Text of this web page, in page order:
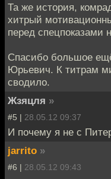
Та же история,
хитрый
перед спецпоказами
Спасибо большое
Юрьевич. К титрам
сводило.
Жзяцля »
#5 | 28.05.12 09:37
И почему я не с
jarrito »
#6 | 28.05.12 09:43